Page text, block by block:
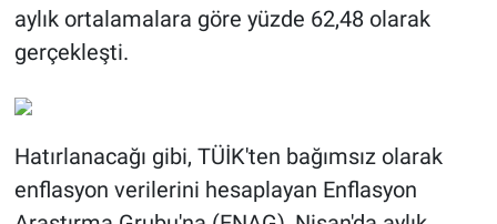
aylık ortalamalara göre yüzde 62,48 olarak
gerçekleşti.
Hatırlanacağı gibi, TÜİK'ten bağımsız olarak
enflasyon verilerini hesaplayan Enflasyon